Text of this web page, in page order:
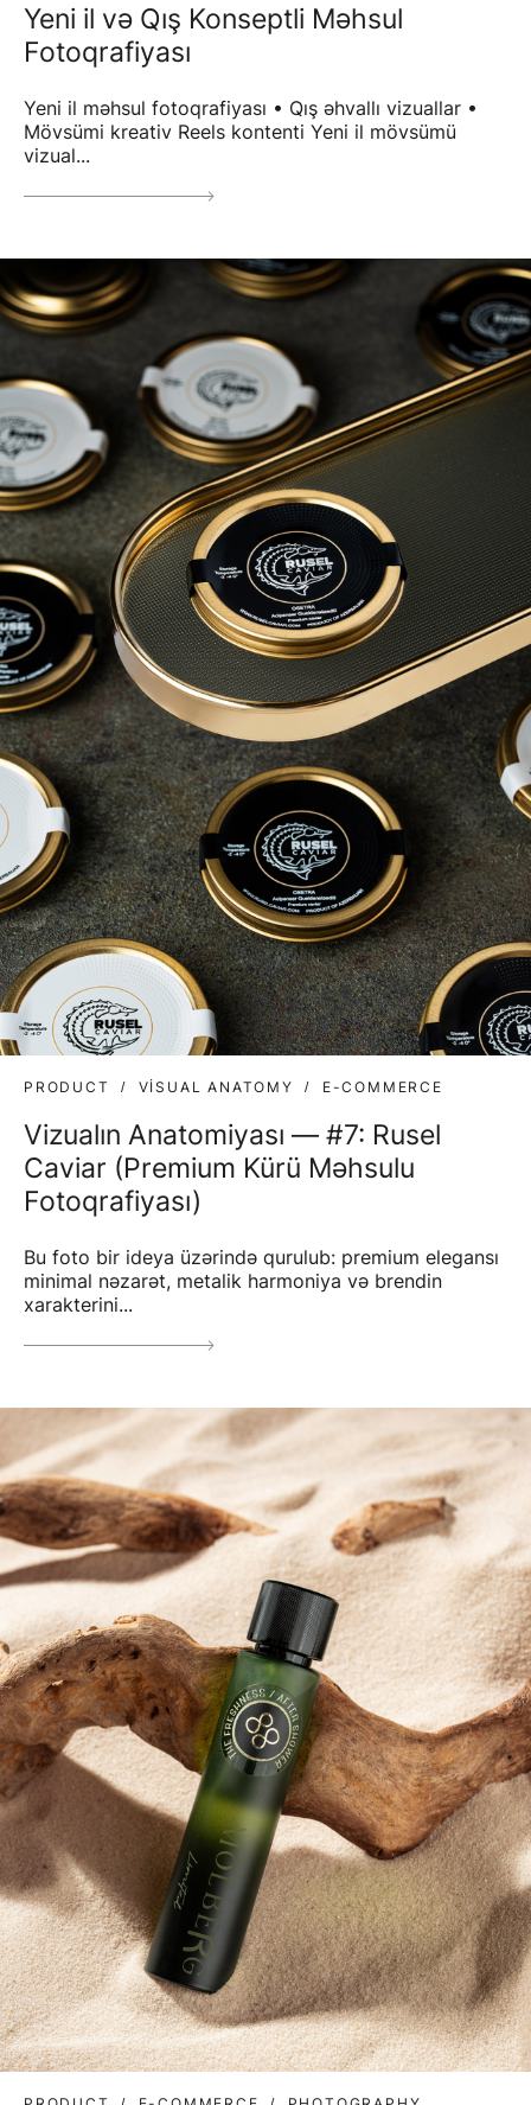
Yeni il və Qış Konseptli Məhsul
Fotoqrafiyası
Yeni il məhsul fotoqrafiyası • Qış əhvallı vizuallar •
Mövsümi kreativ Reels kontenti Yeni il mövsümü
vizual...
PRODUCT VISUAL ANATOMY E-COMMERCE
Vizualın Anatomiyası — #7: Rusel
Caviar (Premium Kürü Məhsulu
Fotoqrafiyası)
Bu foto bir ideya üzərində qurulub: premium elegansı
minimal nəzarət, metalik harmoniya və brendin
xarakterini...